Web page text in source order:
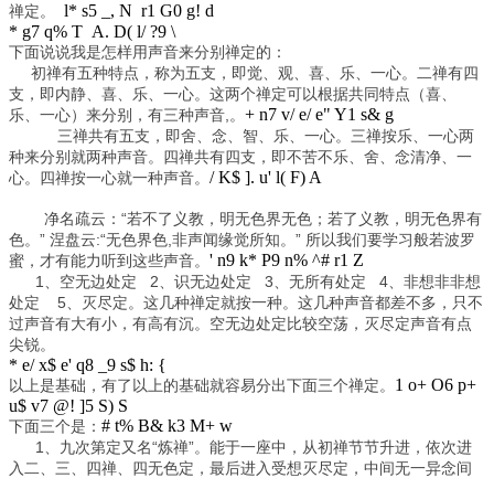
禅定。
l* s5 _, N r1 G0 g! d
* g7 q% T A. D( l/ ?9 \
下面说说我是怎样用声音来分别禅定的：
初禅有五种特点，称为五支，即觉、观、喜、乐、一心。二禅有四
支，即内静、喜、乐、一心。这两个禅定可以根据共同特点（喜、
乐、一心）来分别，有三种声音,。 + n7 v/ e/ e" Y1 s& g
三禅共有五支，即舍、念、智、乐、一心。三禅按乐、一心两
种来分别就两种声音。四禅共有四支，即不苦不乐、舍、念清净、一
心。四禅按一心就一种声音。 / K$ ]. u' l( F) A
净名疏云：“若不了义教，明无色界无色；若了义教，明无色界有
色。” 涅盘云:“无色界色,非声闻缘觉所知。” 所以我们要学习般若波罗
蜜，才有能力听到这些声音。 ' n9 k* P9 n% ^# r1 Z
1、空无边处定 2、识无边处定 3、无所有处定 4、非想非非想
处定 5、灭尽定。这几种禅定就按一种。这几种声音都差不多，只不
过声音有大有小，有高有沉。空无边处定比较空荡，灭尽定声音有点
尖锐。
* e/ x$ e' q8 _9 s$ h: {
以上是基础，有了以上的基础就容易分出下面三个禅定。 1 o+ O6 p+
u$ v7 @! ]5 S) S
下面三个是： # t% B& k3 M+ w
1、九次第定又名“炼禅”。能于一座中，从初禅节节升进，依次进
入二、三、四禅、四无色定，最后进入受想灭尽定，中间无一异念间